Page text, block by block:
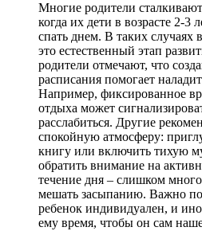
Многие родители
когда их дети в возрасте 2-3
спать днем. В таких случаях
это естественный этап
родители отмечают, что
расписания помогает
Например, фиксированное
отдыха может
расслабиться. Другие
спокойную атмосферу:
книгу или включить тихую
обратить внимание на
течение дня – слишком
мешать засыпанию. Важно
ребенок индивидуален, и
ему время, чтобы он сам